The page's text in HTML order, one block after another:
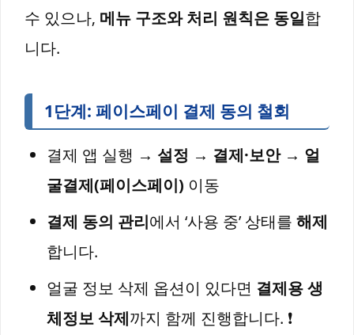
수 있으나, 메뉴 구조와 처리 원칙은 동일합
니다.
1단계: 페이스페이 결제 동의 철회
결제 앱 실행 → 설정 → 결제·보안→ 얼
굴결제(페이스페이) 이동
결제 동의 관리에서 ‘사용 중’ 상태를 해제
합니다.
얼굴 정보 삭제 옵션이 있다면 결제용 생
체정보 삭제까지 함께 진행합니다. ❗